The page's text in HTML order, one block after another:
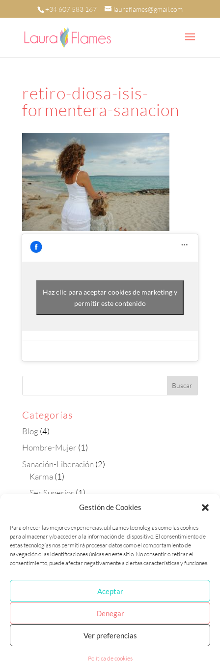
Gestión de Cookies
Para ofrecer las mejores experiencias, utilizamos tecnologías como las cookies
para almacenar y/o acceder a la información del dispositivo. El consentimiento de
estas tecnologías nos permitirá procesar datos como el comportamiento de
navegación o las identificaciones únicas en este sitio. No consentir o retirar el
consentimiento, puede afectar negativamente a ciertas características y funciones.
Aceptar
Denegar
Ver preferencias
Política de cookies
+34 607 583 167 lauraflames@gmail.com
retiro-diosa-isis-
formentera-sanacion
Haz clic para aceptar cookies de marketing y
permitir este contenido
Categorías
Blog (4)
Hombre-Mujer (1)
Sanación-Liberación (2)
Karma (1)
Ser Superior (1)
Constelaciones(1)
Matrix Maestra(1)
Política de cookies (UE) Política de privacidad
Laura Flames 2017 © Diseñado por Marketing
Consciente - Fotografía Paula Dietz